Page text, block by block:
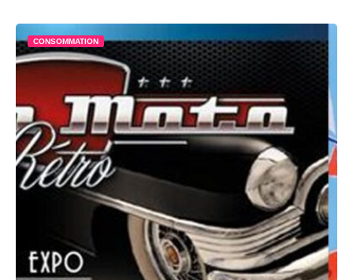
CONSOMMATION